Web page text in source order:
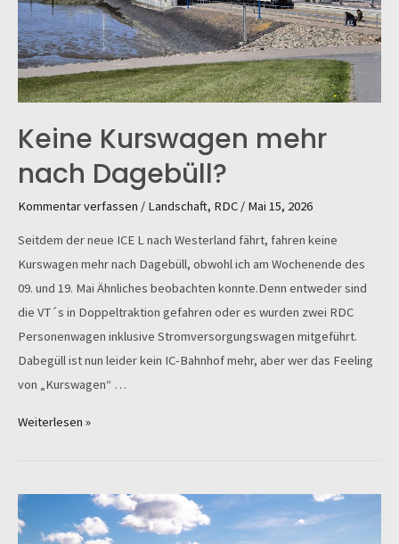
Keine Kurswagen mehr
nach Dagebüll?
Kommentar verfassen / Landschaft, RDC / Mai 15, 2026
Seitdem der neue ICE L nach Westerland fährt, fahren keine
Kurswagen mehr nach Dagebüll, obwohl ich am Wochenende des
09. und 19. Mai Ähnliches beobachten konnte.Denn entweder sind
die VT´s in Doppeltraktion gefahren oder es wurden zwei RDC
Personenwagen inklusive Stromversorgungswagen mitgeführt.
Dabegüll ist nun leider kein IC-Bahnhof mehr, aber wer das Feeling
von „Kurswagen“ …
Keine
nach
Dagebüll?
Weiterlesen »